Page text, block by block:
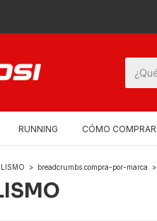
RUNNING CÓMO COMPRAR
> breadcrumbs.compra-por-marca >